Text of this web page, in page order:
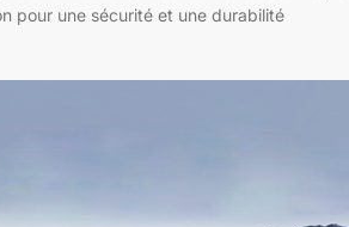
pour une sécurité et une durabilité